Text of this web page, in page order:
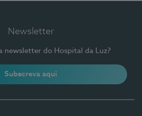
Newsletter
newsletter do Hospital da Luz?
Subscreva aqui